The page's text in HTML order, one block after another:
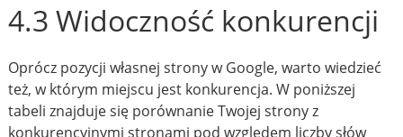
4.3 Widoczność konkurencji
Oprócz pozycji własnej strony w Google, warto wiedzieć
też, w którym miejscu jest konkurencja. W poniższej
tabeli znajduje się porównanie Twojej strony z
konkurencyjnymi stronami pod względem liczby słów